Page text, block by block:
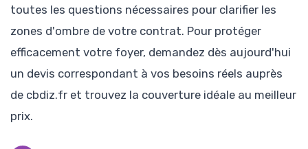
toutes les questions nécessaires pour clarifier les
zones d'ombre de votre contrat. Pour protéger
efficacement votre foyer, demandez dès aujourd'hui
un devis correspondant à vos besoins réels auprès
de cbdiz.fr et trouvez la couverture idéale au meilleur
prix.